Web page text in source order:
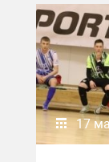
17